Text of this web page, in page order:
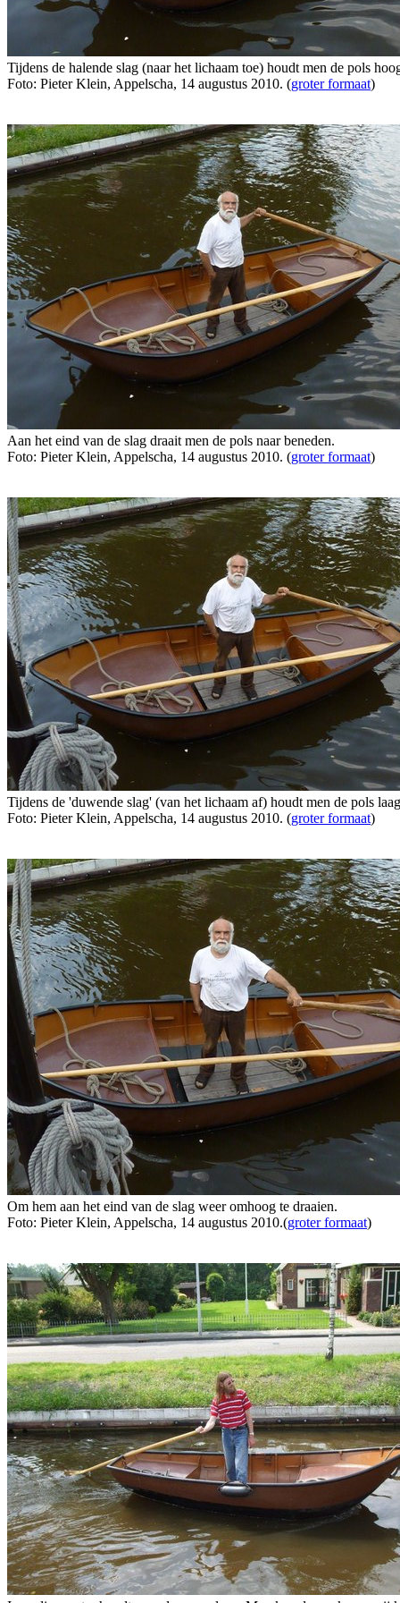
Tijdens de halende slag (naar het lichaam toe) houdt men de pols
Foto: Pieter Klein, Appelscha, 14 augustus 2010. (groter formaat)
Aan het eind van de slag draait men de pols naar beneden.
Foto: Pieter Klein, Appelscha, 14 augustus 2010. (groter formaat)
Tijdens de 'duwende slag' (van het lichaam af) houdt men de pols
Foto: Pieter Klein, Appelscha, 14 augustus 2010. (groter formaat)
Om hem aan het eind van de slag weer omhoog te draaien.
Foto: Pieter Klein, Appelscha, 14 augustus 2010.(groter formaat)